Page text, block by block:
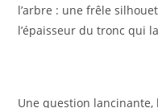
l’arbre : une frêle
l’épaisseur du tronc qui
Une question lancinante,